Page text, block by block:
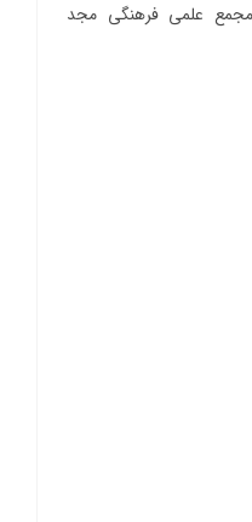
مجمع علمی فرهنگی مجد